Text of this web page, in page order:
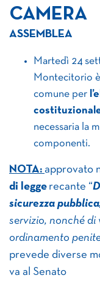
CAMERA
ASSEMBLEA
Martedì 24
Montecitorio
comune per
necessaria la
componenti.
NOTA: approvato
di legge recante “
sicurezza
servizio, nonché di
ordinamento
prevede diverse
va al Senato